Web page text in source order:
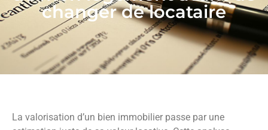
changer de locataire
La valorisation d’un bien immobilier passe par une